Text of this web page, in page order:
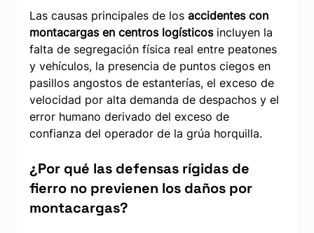
Las causas principales de los accidentes con
montacargas en centros logísticos incluyen la
falta de segregación física real entre peatones
y vehículos, la presencia de puntos ciegos en
pasillos angostos de estanterías, el exceso de
velocidad por alta demanda de despachos y el
error humano derivado del exceso de
confianza del operador de la grúa horquilla.
¿Por qué las defensas rígidas de
fierro no previenen los daños por
montacargas?